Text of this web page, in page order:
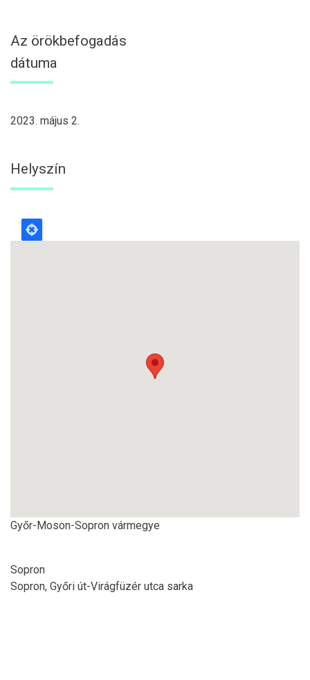
Az örökbefogadás
dátuma
2023. május 2.
Helyszín
Győr-Moson-Sopron vármegye
Sopron
Sopron, Győri út-Virágfüzér utca sarka